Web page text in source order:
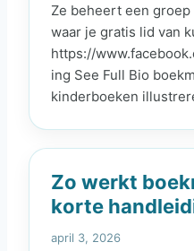
Ze beheert een
waar je gratis lid van
https://
ing See Full Bio
kinderboeken
Zo werkt
korte
april 3, 2026